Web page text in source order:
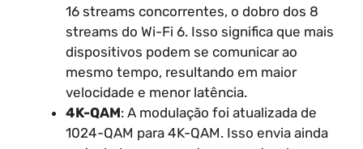
16 streams concorrentes, o dobro dos 8
streams do Wi-Fi 6. Isso significa que mais
dispositivos podem se comunicar ao
mesmo tempo, resultando em maior
velocidade e menor latência.
4K-QAM: A modulação foi atualizada de
1024-QAM para 4K-QAM. Isso envia ainda